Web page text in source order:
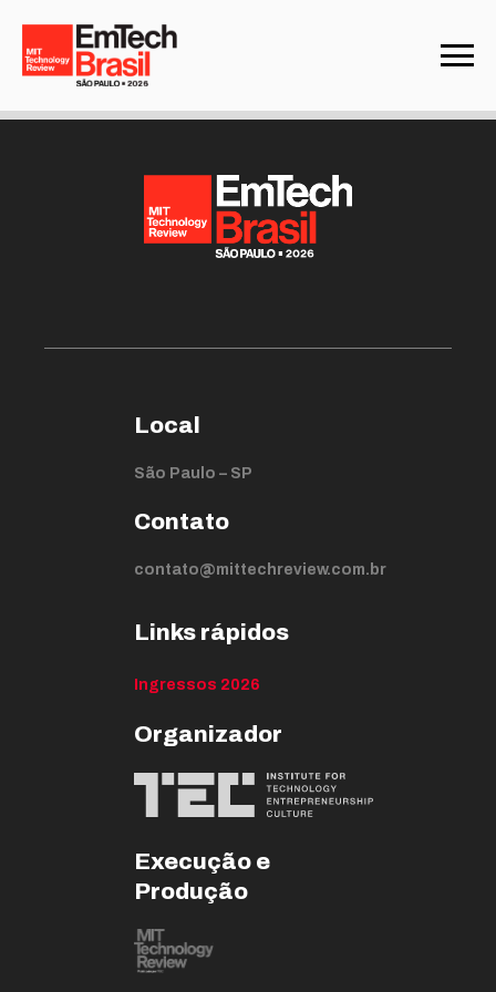
Not found
Local
São Paulo – SP
Contato
contato@mittechreview.com.br
Links rápidos
Ingressos 2026
Organizador
Execução e
Produção